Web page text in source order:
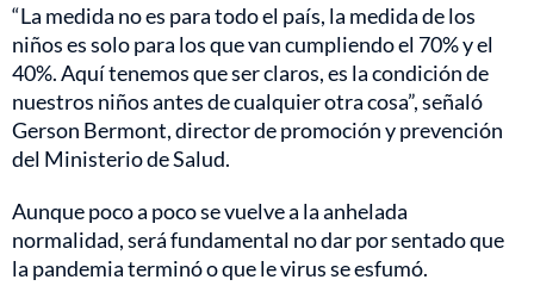
“La medida no es para todo el país, la medida de los
niños es solo para los que van cumpliendo el 70% y el
40%. Aquí tenemos que ser claros, es la condición de
nuestros niños antes de cualquier otra cosa”, señaló
Gerson Bermont, director de promoción y prevención
del Ministerio de Salud.
Aunque poco a poco se vuelve a la anhelada
normalidad, será fundamental no dar por sentado que
la pandemia terminó o que le virus se esfumó.